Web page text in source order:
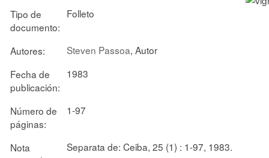
Tipo de
documento:
Folleto
Autores: Steven Passoa, Autor
Fecha de
publicación:
1983
Número de
páginas:
1-97
Nota
Separata de: Ceiba, 25 (1) : 1-97, 1983.